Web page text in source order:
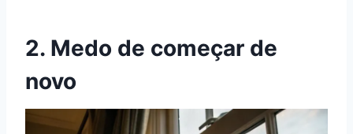
2. Medo de começar de
novo